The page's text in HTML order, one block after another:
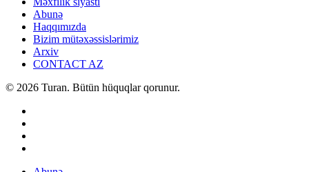
Abunə
Haqqımızda
Bizim mütəxəssislərimiz
Arxiv
CONTACT AZ
© 2026 Turan. Bütün hüquqlar qorunur.